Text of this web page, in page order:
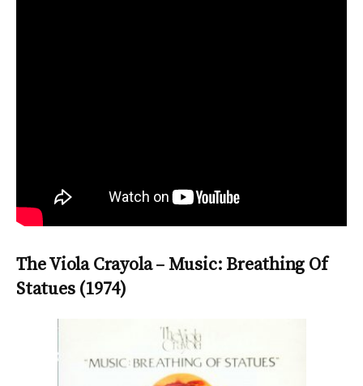
The Viola Crayola – Music: Breathing Of
Statues (1974)